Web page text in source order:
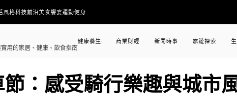
風格科技前沿美食饗宴運動健身
用的家居、健康、飲食指南
健康養生 商業財經 新聞時事 旅遊探索
：感受騎行樂趣與城市